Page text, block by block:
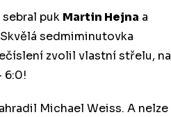
puk Martin Hejna a
sedmiminutovka
zvolil vlastní střelu, na
6:0!
Michael Weiss. A nelze